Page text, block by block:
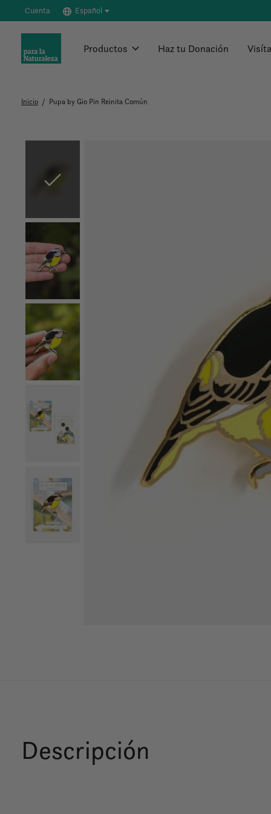
Cuenta Español
Productos Haz tu Donación
Inicio / Pupa by Gio Pin Reinita Común
Descripción